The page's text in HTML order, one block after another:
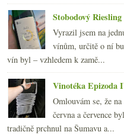
Stobodový
Vyrazil jsem na
vínům, určitě o ní
vín byl – vzhledem k zamě...
Vinotéka Epizoda
Omlouvám se, že
června a července
tradičně prchnul na Šumavu a...